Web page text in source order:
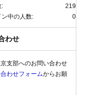
219
:
0
中の人数:
わせ
支部へのお問い合わせ
わせフォームからお願